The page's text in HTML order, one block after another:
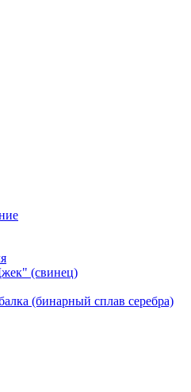
(свинец)
(бинарный сплав серебра)